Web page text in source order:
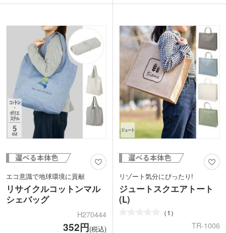
す。デニムの風合いを生かしたバッグ
ね。肩掛けもできるので、毎日のお買い
物にもとっても便利です。
1色印刷かフルカラー印刷ができます。
シンプルなバッグなのでロゴ印刷が際立
ちます!コットンバッグと差をつける、
ひと味違ったおしゃれなオリジナルバッ
グ制作にオススメです。
わっているのをご存知ですか?会場をオ
な気持ちから、紙以外の袋を選ぶオシャ
レな花嫁さんが増えています。
ジュートは、麻の一種の天然素材。目が
粗い生地で、ざくっとした素朴な素材感
は、ナチュラルウエディングの花嫁さん
から大人気!
記念に残るバッグで、一生に一度の挙式
を、思い出深く形にしてみませんか?
エコ意識で地球環境に貢献
リサイクルコットンマル
シェバッグ
H270444
352円(税込)
リゾート気分にぴったり!
ジュートスクエアトート
(L)
1
TR-1006